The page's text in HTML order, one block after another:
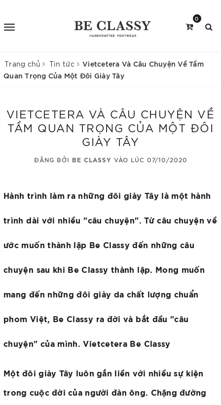
0
Trang chủ Tin tức
Vietcetera Và Câu Chuyện Về Tầm
Quan Trọng Của Một Đôi Giày Tây
VIETCETERA VÀ CÂU CHUYỆN VỀ
TẦM QUAN TRỌNG CỦA MỘT ĐÔI
GIÀY TÂY
ĐĂNG BỞI BE CLASSY VÀO LÚC 07/10/2020
Hành trình làm ra những đôi giày Tây là một hành
trình dài với nhiều "câu chuyện". Từ câu chuyện về
ước muốn thành lập Be Classy đến những câu
chuyện sau khi Be Classy thành lập. Mong muốn
mang đến những đôi giày da chất lượng chuẩn
phom Việt, Be Classy ra đời và bắt đầu "câu
chuyện" của mình. Vietcetera Be Classy
Một đôi giày Tây luôn gắn liền với nhiều sự kiện
trong cuộc đời của người đàn ông. Chặng đường